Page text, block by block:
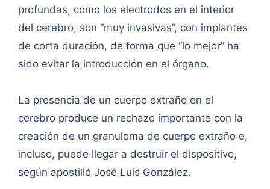
profundas, como los electrodos en el interior
del cerebro, son “muy invasivas”, con implantes
de corta duración, de forma que “lo mejor” ha
sido evitar la introducción en el órgano.
La presencia de un cuerpo extraño en el
cerebro produce un rechazo importante con la
creación de un granuloma de cuerpo extraño e,
incluso, puede llegar a destruir el dispositivo,
según apostilló José Luis González.